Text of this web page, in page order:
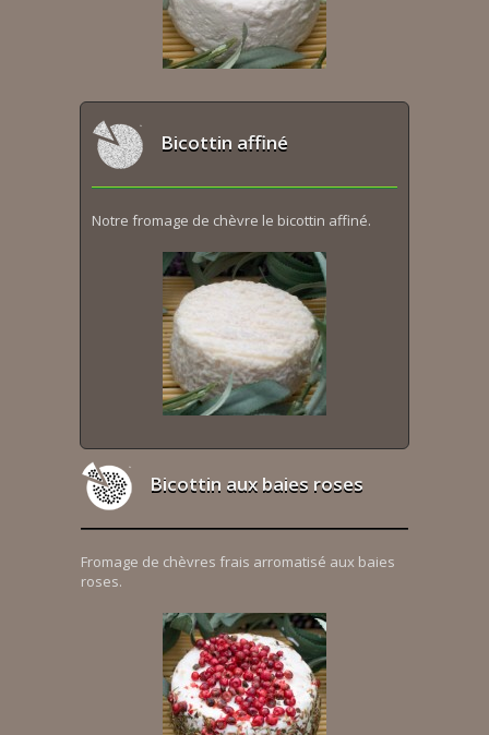
Bicottin affiné
Notre fromage de chèvre le bicottin affiné.
Bicottin aux baies roses
Fromage de chèvres frais arromatisé aux baies
roses.